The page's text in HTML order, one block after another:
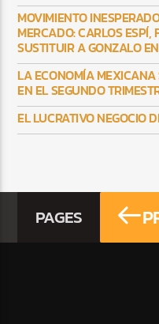
MOVIMIENTO
MERCADO: CARLOS ESPÍ,
SUSTITUIR A GONZALO
LA ECONOMÍA MEXICANA
EN EL SEGUNDO
EL LUCRATIVO NEGOCIO
PAGES